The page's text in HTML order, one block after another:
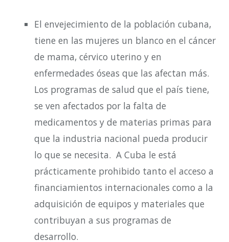
El envejecimiento de la población cubana,
tiene en las mujeres un blanco en el cáncer
de mama, cérvico uterino y en
enfermedades óseas que las afectan más.
Los programas de salud que el país tiene,
se ven afectados por la falta de
medicamentos y de materias primas para
que la industria nacional pueda producir
lo que se necesita. A Cuba le está
prácticamente prohibido tanto el acceso a
financiamientos internacionales como a la
adquisición de equipos y materiales que
contribuyan a sus programas de
desarrollo.